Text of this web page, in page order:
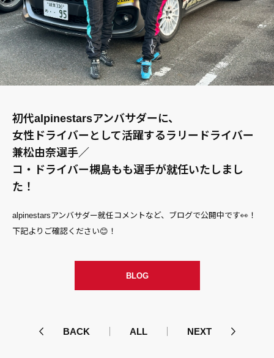
初代alpinestarsアンバサダーに、
女性ドライバーとして活躍するラリードライバー
兼松由奈選手／
コ・ドライバー槻島もも選手が就任いたしまし
た！
alpinestarsアンバサダー就任コメントなど、ブログで公開中です👀！
下記よりご確認ください😊！
BLOG
BACK ALL NEXT